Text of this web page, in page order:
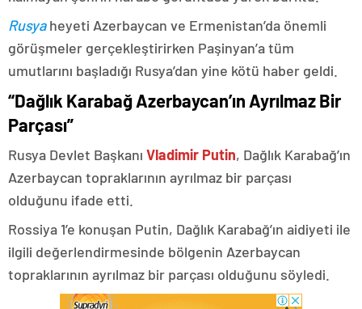
Rusyaheyeti Azerbaycan ve Ermenistan’da önemli
görüşmeler gerçekleştirirken Paşinyan’a tüm
umutlarını başladığı Rusya’dan yine kötü haber geldi.
“Dağlık Karabağ Azerbaycan’ın Ayrılmaz Bir
Parçası”
Rusya Devlet Başkanı Vladimir Putin, Dağlık Karabağ’ın
Azerbaycan topraklarının ayrılmaz bir parçası
olduğunu ifade etti.
Rossiya 1’e konuşan Putin, Dağlık Karabağ’ın aidiyeti ile
ilgili değerlendirmesinde bölgenin Azerbaycan
topraklarının ayrılmaz bir parçası olduğunu söyledi.